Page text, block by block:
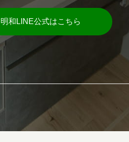
明和LINE公式はこちら